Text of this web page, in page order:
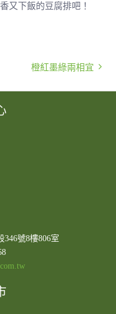
又下飯的豆腐排吧！
橙紅墨綠兩相宜
號8樓806室